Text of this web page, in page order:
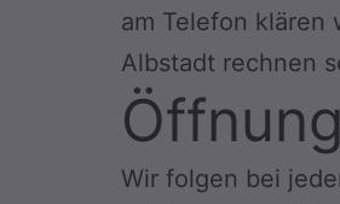
am Telefon klären
Albstadt rechnen
Wir folgen bei